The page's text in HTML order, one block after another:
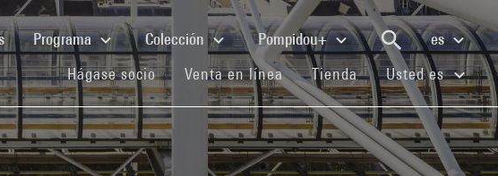
(current)Programa Colección Pompidou+
es
Hágase socio(current)Venta en línea(current)
Tienda(current)Usted es